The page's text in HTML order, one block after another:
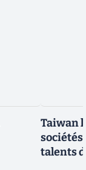
Taiwan
sociétés
talents